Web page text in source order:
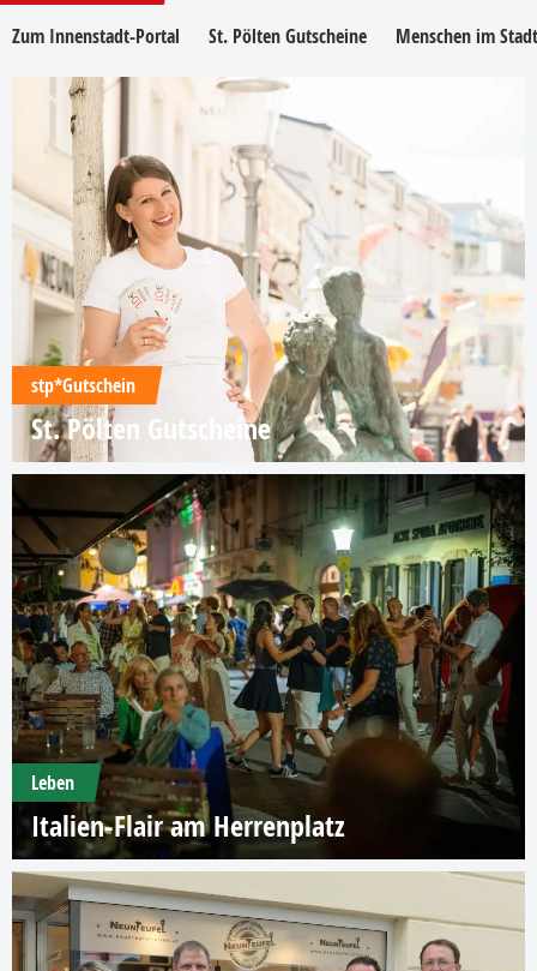
Zum Innenstadt-Portal St. Pölten Gutscheine Menschen im
stp*Gutschein
St. Pölten Gutscheine
Leben
Italien-Flair am Herrenplatz